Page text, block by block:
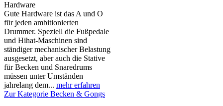
Hardware
Gute Hardware ist das A und O
für jeden ambitionierten
Drummer. Speziell die Fußpedale
und Hihat-Maschinen sind
ständiger mechanischer Belastung
ausgesetzt, aber auch die Stative
für Becken und Snaredrums
müssen unter Umständen
jahrelang dem... mehr erfahren
Zur Kategorie Becken & Gongs